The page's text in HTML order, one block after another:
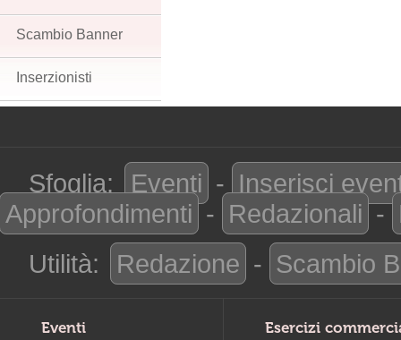
Scambio Banner
Inserzionisti
Sfoglia: Eventi - Inserisci
Approfondimenti - Redazionali -
Utilità:
Redazione - Scambio
Eventi Esercizi